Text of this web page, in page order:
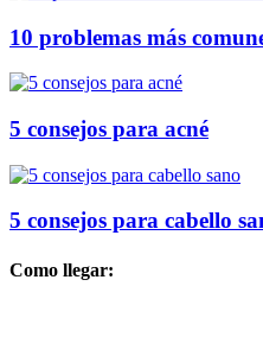
10 problemas más
5 consejos para acné
5 consejos para cabello
Como llegar: